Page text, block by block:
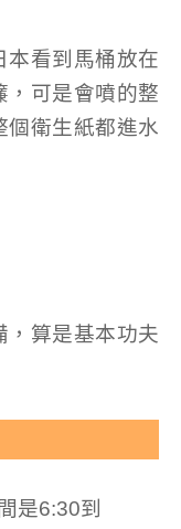
本看到馬桶放在
，可是會噴的整
個衛生紙都進水
，算是基本功夫
是6:30到